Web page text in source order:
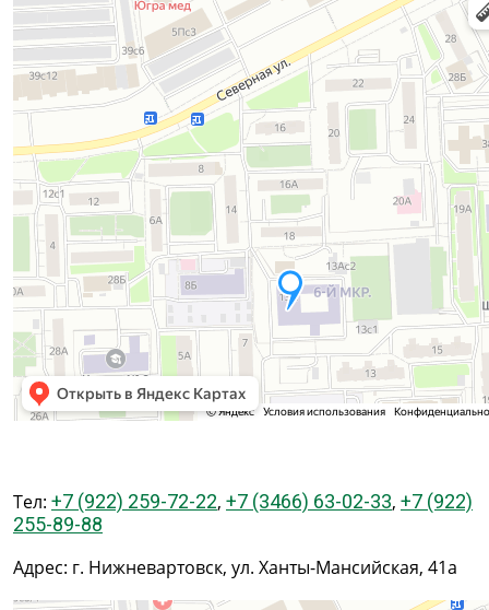
Тел: +7 (922) 259-72-22, +7 (3466) 63-02-33, +7 (922)
255-89-88
Адрес: г. Нижневартовск, ул. Ханты-Мансийская, 41а